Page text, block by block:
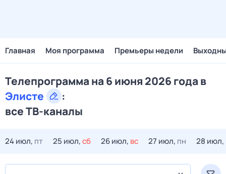
Главная Моя программа Премьеры недели
Телепрограмма на 6 июня 2026 года в
Элисте
:
все ТВ-каналы
24 июл, пт 25 июл,сб 26 июл, вс 27 июл, пн 28 июл,